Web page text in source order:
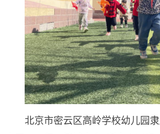
北京市密云区高岭学校幼儿园